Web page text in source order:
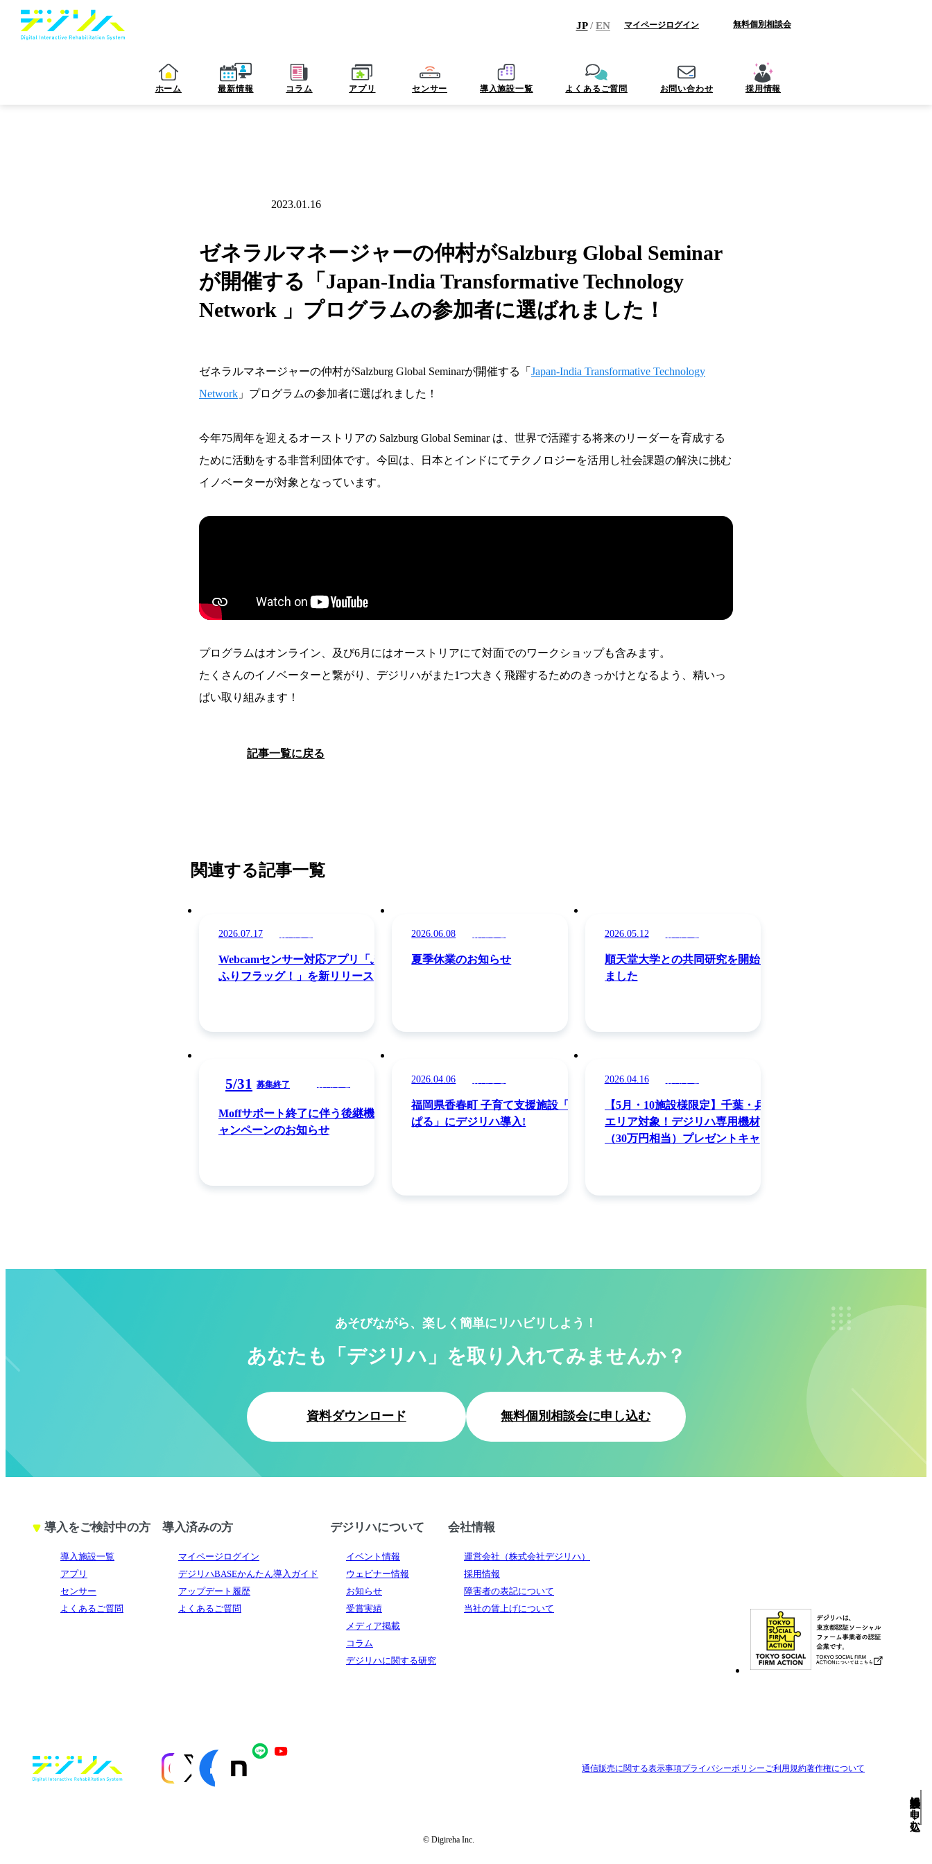
JP / EN マイページログイン 無料個別相談会
ホーム 最新情報 コラム アプリ センサー 導入施設一覧 よくあるご質問 お問い合わせ 採用情報
2023.01.16
ゼネラルマネージャーの仲村がSalzburg Global Seminar
が開催する「Japan-India Transformative Technology
Network 」プログラムの参加者に選ばれました！
ゼネラルマネージャーの仲村がSalzburg Global Seminarが開催する「 Japan-India Transformative Technology
Network 」プログラムの参加者に選ばれました！
今年75周年を迎えるオーストリアの Salzburg Global Seminar は、世界で活躍する将来のリーダーを育成する
ために活動をする非営利団体です。今回は、日本とインドにてテクノロジーを活用し社会課題の解決に挑む
イノベーターが対象となっています。
プログラムはオンライン、及び6月にはオーストリアにて対面でのワークショップも含みます。
たくさんのイノベーターと繋がり、デジリハがまた1つ大きく飛躍するためのきっかけとなるよう、精いっ
ぱい取り組みます！
記事一覧に戻る
関連する記事一覧
2026.07.17
Webcamセンサー対応アプリ「ふり
ふりフラッグ！」を新リリース
2026.06.08
夏季休業のお知らせ
2026.05.12
順天堂大学との共同研究を開始し
ました
5/31 募集終了
Moffサポート終了に伴う後継機キ
ャンペーンのお知らせ
2026.04.06
福岡県香春町 子育て支援施設「か
ぱる」にデジリハ導入!
2026.04.16
【5月・10施設様限定】千葉・兵庫
エリア対象！デジリハ専用機材
（30万円相当）プレゼントキャン
あそびながら、楽しく簡単にリハビリしよう！
あなたも「デジリハ」を取り入れてみませんか？
資料ダウンロード 無料個別相談会に申し込む
導入をご検討中の方
導入施設一覧
アプリ
センサー
よくあるご質問
導入済みの方
マイページログイン
デジリハBASEかんたん導入ガイド
アップデート履歴
よくあるご質問
デジリハについて
イベント情報
ウェビナー情報
お知らせ
受賞実績
メディア掲載
コラム
デジリハに関する研究
会社情報
運営会社（株式会社デジリハ）
採用情報
障害者の表記について
当社の賃上げについて
通信販売に関する表示事項プライバシーポリシーご利用規約著作権について
© Digireha Inc.
無料相談会に申し込む